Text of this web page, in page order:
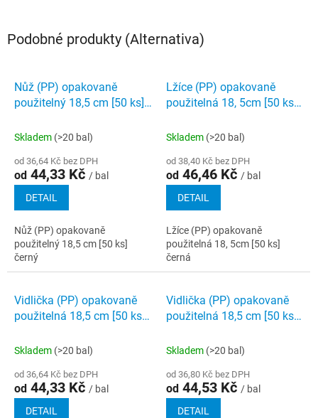
Podobné produkty (Alternativa)
Nůž (PP) opakovaně
použitelný 18,5 cm [50 ks]
Skladem (>20 bal)
od 36,64 Kč bez DPH
od 44,33 Kč / bal
DETAIL
Nůž (PP) opakovaně
použitelný 18,5 cm [50 ks]
černý
Lžíce (PP) opakovaně
použitelná 18, 5cm [50 ks]
Skladem (>20 bal)
od 38,40 Kč bez DPH
od 46,46 Kč / bal
DETAIL
Lžíce (PP) opakovaně
použitelná 18, 5cm [50 ks]
černá
Vidlička (PP) opakovaně
použitelná 18,5 cm [50 ks]
Skladem (>20 bal)
od 36,64 Kč bez DPH
od 44,33 Kč / bal
DETAIL
Vidlička (PP) opakovaně
použitelná 18,5 cm [50 ks]
Skladem (>20 bal)
od 36,80 Kč bez DPH
od 44,53 Kč / bal
DETAIL